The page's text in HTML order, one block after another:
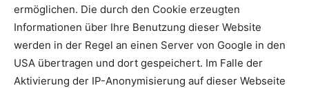
ermöglichen. Die durch den Cookie erzeugten
Informationen über Ihre Benutzung dieser Website
werden in der Regel an einen Server von Google in den
USA übertragen und dort gespeichert. Im Falle der
Aktivierung der IP-Anonymisierung auf dieser Webseite